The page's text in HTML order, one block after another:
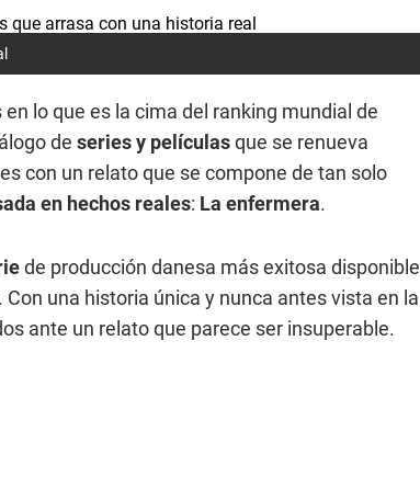
lo que es la cima del ranking mundial de
de series y películasque se renueva
con un relato que se compone de tan solo
en hechos reales: La enfermera.
de producción danesa más exitosa disponible
una historia única y nunca antes vista en la
ante un relato que parece ser insuperable.